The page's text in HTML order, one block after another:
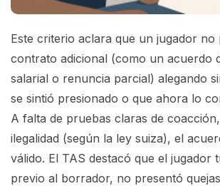
Este criterio aclara que un jugador no
contrato adicional (como un acuerdo
salarial o renuncia parcial) alegando
se sintió presionado o que ahora lo
A falta de pruebas claras de
ilegalidad (según la ley suiza), el
válido. El TAS destacó que el jugador
previo al borrador, no presentó